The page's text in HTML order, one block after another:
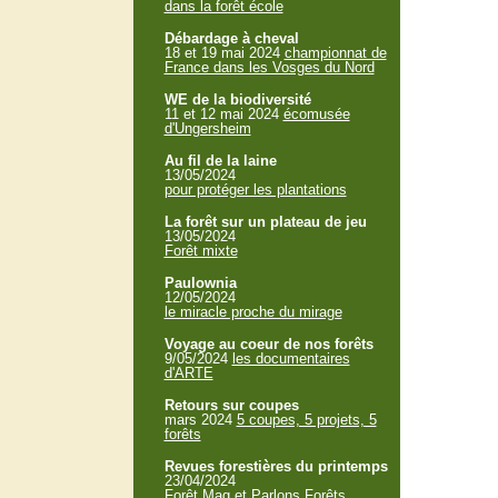
dans la forêt école
Débardage à cheval
18 et 19 mai 2024 championnat de
France dans les Vosges du Nord
WE de la biodiversité
11 et 12 mai 2024 écomusée
d'Ungersheim
Au fil de la laine
13/05/2024
pour protéger les plantations
La forêt sur un plateau de jeu
13/05/2024
Forêt mixte
Paulownia
12/05/2024
le miracle proche du mirage
Voyage au coeur de nos forêts
9/05/2024 les documentaires
d'ARTE
Retours sur coupes
mars 2024 5 coupes, 5 projets, 5
forêts
Revues forestières du printemps
23/04/2024